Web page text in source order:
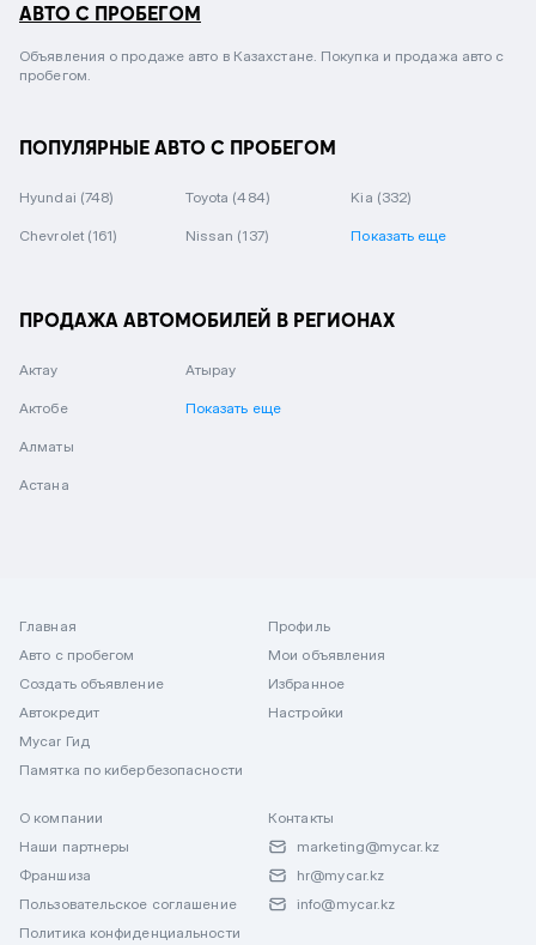
АВТО С ПРОБЕГОМ
Объявления о продаже авто в Казахстане. Покупка и продажа авто с
пробегом.
ПОПУЛЯРНЫЕ АВТО С ПРОБЕГОМ
Hyundai (748) Toyota (484) Kia (332)
Chevrolet (161) Nissan (137) Показать еще
ПРОДАЖА АВТОМОБИЛЕЙ В РЕГИОНАХ
Актау
Актобе
Алматы
Астана
Атырау
Показать еще
Главная
Авто с пробегом
Создать объявление
Автокредит
Mycar Гид
Памятка по кибербезопасности
Профиль
Мои объявления
Избранное
Настройки
О компании
Наши партнеры
Франшиза
Пользовательское соглашение
Политика конфиденциальности
Контакты
marketing@mycar.kz
hr@mycar.kz
info@mycar.kz